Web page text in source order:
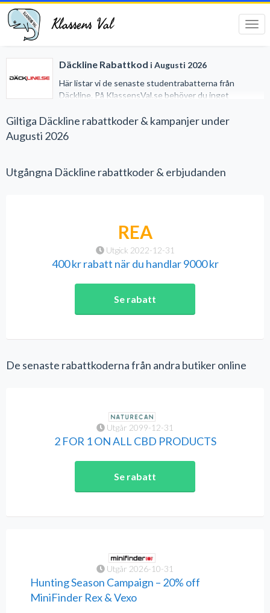
Klassens Val
Däckline Rabattkod i Augusti 2026
Här listar vi de senaste studentrabatterna från
Däckline. På KlassensVal.se behöver du inget
handlar på nätet. Vi har gjort det lätt för dig genom att
samla alla studentrabatter på ett och samma ställe.
Giltiga Däckline rabattkoder & kampanjer under
Augusti 2026
Utgångna Däckline rabattkoder & erbjudanden
Utgick 2022-12-31
REA
400 kr rabatt när du handlar 9000 kr
Se rabatt
De senaste rabattkoderna från andra butiker online
Utgår 2099-12-31
2 FOR 1 ON ALL CBD PRODUCTS
Se rabatt
Utgår 2026-10-31
Hunting Season Campaign – 20% off
MiniFinder Rex & Vexo